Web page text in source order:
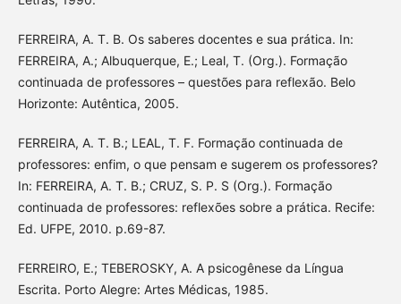
FERREIRA, A. T. B. Os saberes docentes e sua prática. In:
FERREIRA, A.; Albuquerque, E.; Leal, T. (Org.). Formação
continuada de professores – questões para reflexão. Belo
Horizonte: Autêntica, 2005.
FERREIRA, A. T. B.; LEAL, T. F. Formação continuada de
professores: enfim, o que pensam e sugerem os professores?
In: FERREIRA, A. T. B.; CRUZ, S. P. S (Org.). Formação
continuada de professores: reflexões sobre a prática. Recife:
Ed. UFPE, 2010. p.69-87.
FERREIRO, E.; TEBEROSKY, A. A psicogênese da Língua
Escrita. Porto Alegre: Artes Médicas, 1985.